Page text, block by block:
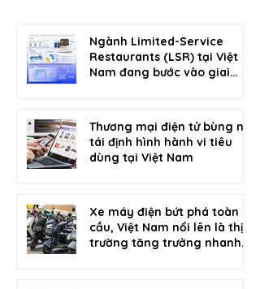
Ngành Limited-Service
Restaurants (LSR) tại Việt
Nam đang bước vào giai
Thương mại điện tử bùng nổ,
tái định hình hành vi tiêu
dùng tại Việt Nam
Xe máy điện bứt phá toàn
cầu, Việt Nam nổi lên là thị
trường tăng trưởng nhanh